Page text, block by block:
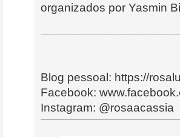
organizados por Yasmin
Blog pessoal: https://
Facebook:
Instagram: @rosaacassia